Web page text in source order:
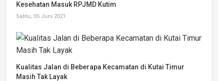
Kesehatan Masuk RPJMD Kutim
Sabtu, 05 Juni 2021
Kualitas Jalan di Beberapa Kecamatan di Kutai Timur
Masih Tak Layak